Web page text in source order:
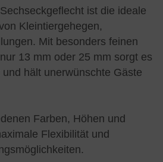
ist die ideale
Kleintiergehegen,
Mit besonders feinen
13 mm oder 25 mm sorgt es
hält unerwünschte Gäste
Farben, Höhen und
Flexibilität und